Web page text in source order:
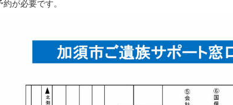
が必要です。